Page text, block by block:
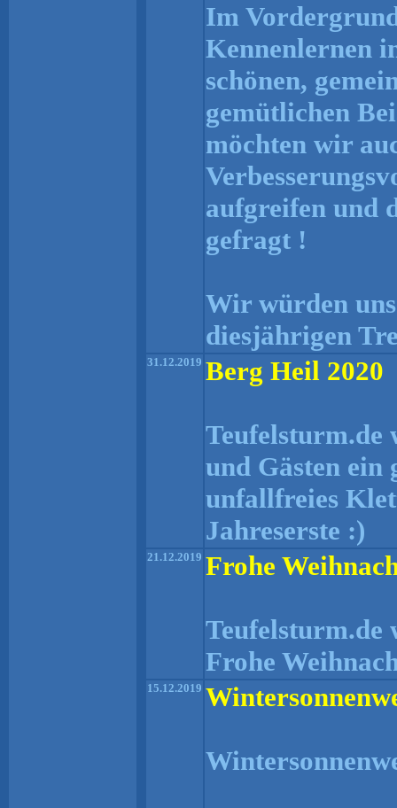
Im
Kennenlernen
schönen,
gemütlichen
möchten wir
aufgreifen und
gefragt !
Wir würden
diesjährigen
31.12.2019 Berg Heil 2020
Teufelsturm.de
und Gästen ein
unfallfreies
Jahreserste :)
21.12.2019 Frohe
Teufelsturm.de
Frohe
15.12.2019